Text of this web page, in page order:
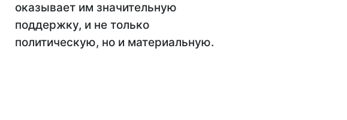
оказывает им значительную
поддержку, и не только
политическую, но и материальную.